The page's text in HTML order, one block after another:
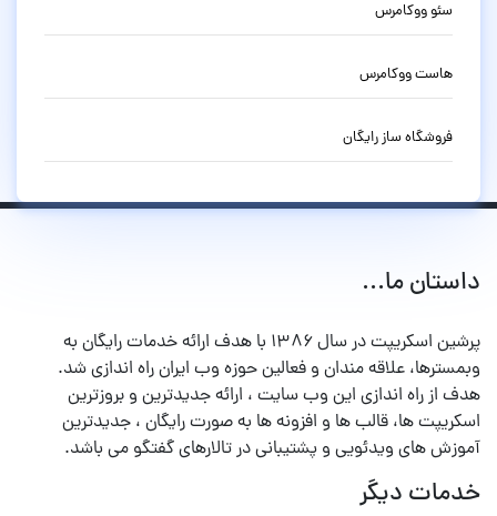
سئو ووکامرس
هاست ووکامرس
فروشگاه ساز رایگان
داستان ما...
پرشین اسکریپت در سال ۱۳۸۶ با هدف ارائه خدمات رایگان به
وبمسترها، علاقه مندان و فعالین حوزه وب ایران راه اندازی شد.
هدف از راه اندازی این وب سایت ، ارائه جدیدترین و بروزترین
اسکریپت ها، قالب ها و افزونه ها به صورت رایگان ، جدیدترین
آموزش های ویدئویی و پشتیبانی در تالارهای گفتگو می باشد.
خدمات دیگر